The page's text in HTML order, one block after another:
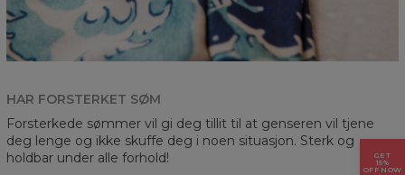
HAR FORSTERKET SØM
Forsterkede sømmer vil gi deg tillit til at genseren vil tjene
deg lenge og ikke skuffe deg i noen situasjon. Sterk og
holdbar under alle forhold!
GET
15%
OFF NOW